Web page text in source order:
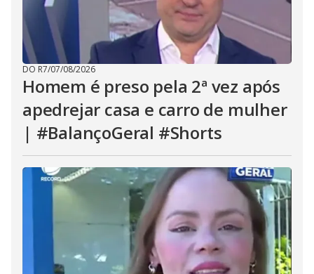
DO R7/07/08/2026
Homem é preso pela 2ª vez após
apedrejar casa e carro de mulher
| #BalançoGeral #Shorts